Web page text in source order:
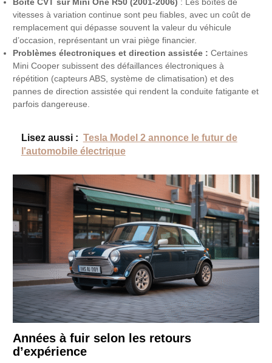
Boîte CVT sur Mini One R50 (2001-2006) : Les boîtes de
vitesses à variation continue sont peu fiables, avec un coût de
remplacement qui dépasse souvent la valeur du véhicule
d’occasion, représentant un vrai piège financier.
Problèmes électroniques et direction assistée : Certaines
Mini Cooper subissent des défaillances électroniques à
répétition (capteurs ABS, système de climatisation) et des
pannes de direction assistée qui rendent la conduite fatigante et
parfois dangereuse.
Lisez aussi : Tesla Model 2 annonce le futur de
l'automobile électrique
Années à fuir selon les retours
d’expérience